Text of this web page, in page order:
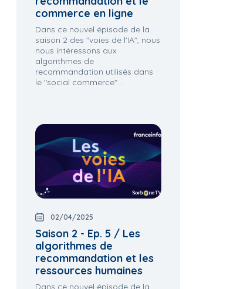
commerce en ligne
Dans ce nouvel épisode de la
saison 2 des "voies de l'IA", nous
nous intéressons aux
algorithmes de
recommandation utilisés dans
le "social commerce"...
02/04/2025
Saison 2 - Ep. 5 / Les
algorithmes de
recommandation et les
ressources humaines
Dans ce nouvel épisode de la